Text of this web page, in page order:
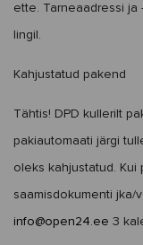
ette. Tarneaadressi ja
lingil.
Kahjustatud pakend
Tähtis! DPD kullerilt
pakiautomaati järgi
oleks kahjustatud.
saamisdokumenti jka/
info@open24.ee 3